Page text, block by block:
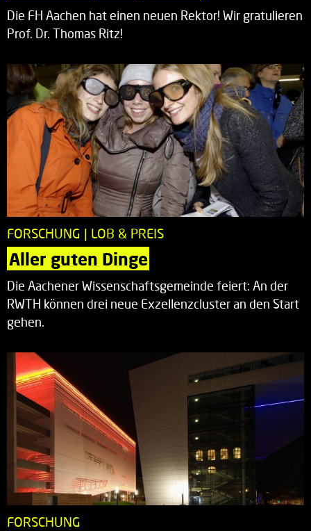
Die FH Aachen hat einen neuen Rektor! Wir gratulieren
Prof. Dr. Thomas Ritz!
FORSCHUNG | LOB & PREIS
Aller guten Dinge
Die Aachener Wissenschaftsgemeinde feiert: An der
RWTH können drei neue Exzellenzcluster an den Start
gehen.
FORSCHUNG